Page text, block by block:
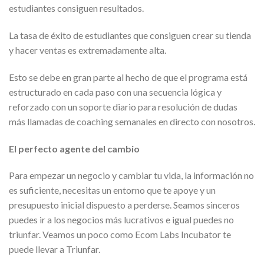
estudiantes consiguen resultados.
La tasa de éxito de estudiantes que consiguen crear su tienda
y hacer ventas es extremadamente alta.
Esto se debe en gran parte al hecho de que el programa está
estructurado en cada paso con una secuencia lógica y
reforzado con un soporte diario para resolución de dudas
más llamadas de coaching semanales en directo con nosotros.
El perfecto agente del cambio
Para empezar un negocio y cambiar tu vida, la información no
es suficiente, necesitas un entorno que te apoye y un
presupuesto inicial dispuesto a perderse. Seamos sinceros
puedes ir a los negocios más lucrativos e igual puedes no
triunfar. Veamos un poco como Ecom Labs Incubator te
puede llevar a Triunfar.